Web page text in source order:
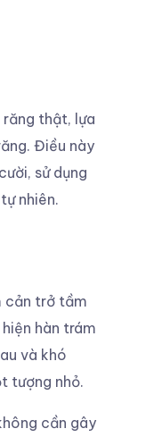
răng thật, lựa
Điều này
sử dụng
nhiên.
cản trở tầm
hàn trám
và khó
tượng nhỏ.
cần gây